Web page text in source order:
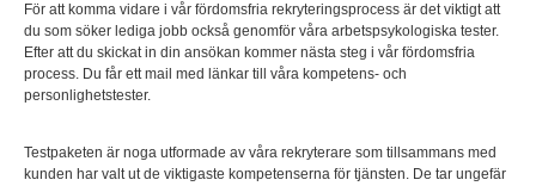
För att komma vidare i vår fördomsfria rekryteringsprocess är det viktigt att
du som söker lediga jobb också genomför våra arbetspsykologiska tester.
Efter att du skickat in din ansökan kommer nästa steg i vår fördomsfria
process. Du får ett mail med länkar till våra kompetens- och
personlighetstester.
Testpaketen är noga utformade av våra rekryterare som tillsammans med
kunden har valt ut de viktigaste kompetenserna för tjänsten. De tar ungefär